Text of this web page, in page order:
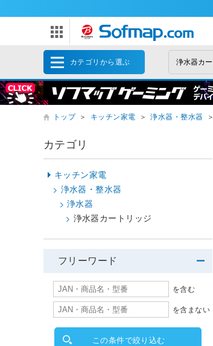
カテゴリから選ぶ
トップ ＞ キッチン家電 ＞ 浄水器・整水器 ＞
カテゴリ
キッチン家電
浄水器・整水器
浄水器
浄水器カートリッジ
フリーワード
を含む
を含まない
この条件で絞り込む